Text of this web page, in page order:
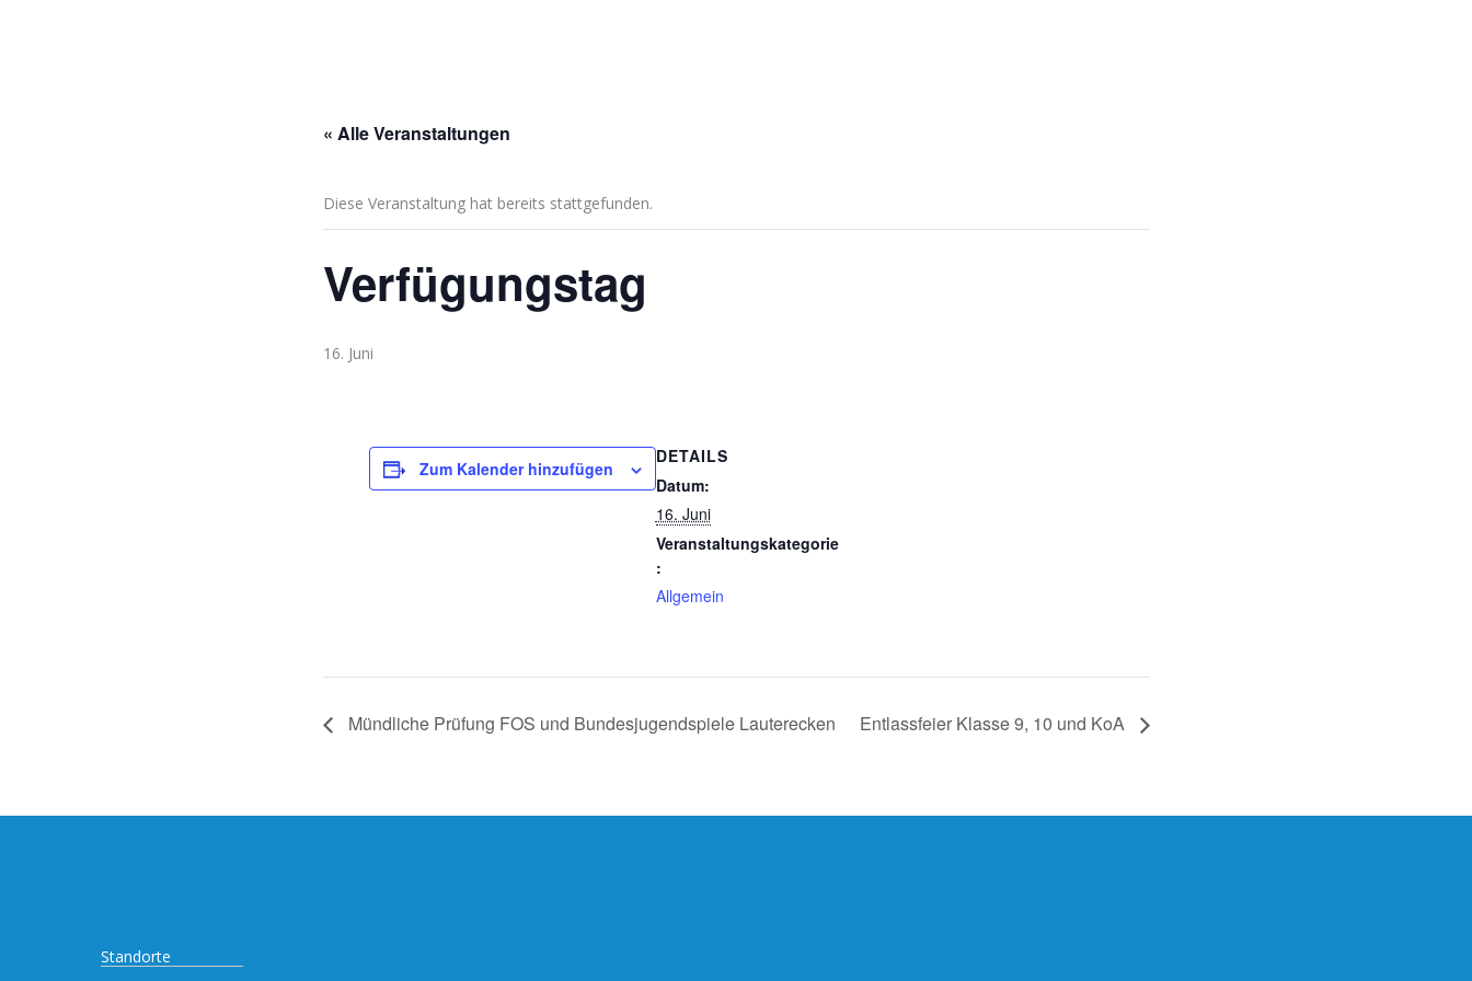
« Alle Veranstaltungen
Diese Veranstaltung hat bereits stattgefunden.
Verfügungstag
16. Juni
Zum Kalender hinzufügen
DETAILS
Datum:
16. Juni
Veranstaltungskategorie
:
Allgemein
Mündliche Prüfung FOS und Bundesjugendspiele Lauterecken Entlassfeier Klasse 9, 10 und KoA
Standorte